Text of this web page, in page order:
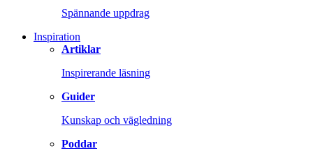
Spännande uppdrag
Inspiration
Artiklar
Inspirerande läsning
Guider
Kunskap och vägledning
Poddar